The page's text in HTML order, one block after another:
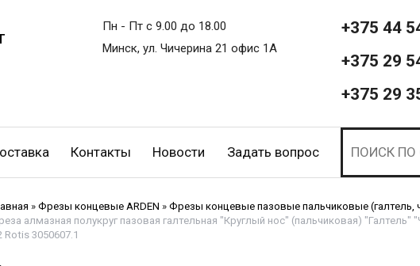
Пн - Пт с 9.00 до 18.00
Минск, ул. Чичерина 21 офис 1А
+375 44
+375 29
+375 29
Контакты Новости Задать вопрос
» Фрезы концевые ARDEN » Фрезы концевые пазовые пальчиковые (галтель,
алмазная полукруг пазовая галтельная "Круглый нос" (пальчиковая) "Галтель"
Rotis 3050607.1